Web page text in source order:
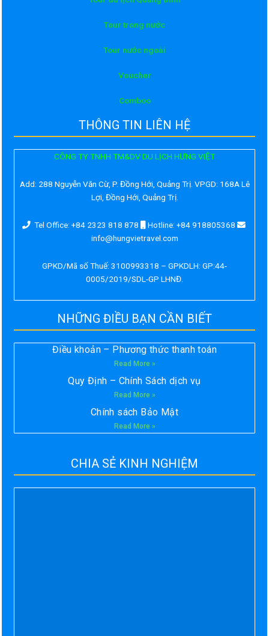
Tour trong nước
Tour nước ngoài
Voucher
Comboo
THÔNG TIN LIÊN HỆ
CÔNG TY TNHH TM&DV DU LỊCH HƯNG VIỆT
Add: 288 Nguyễn Văn Cừ, P. Đồng Hới, Quảng Trị. VPGD: 168A Lê
Lợi, Đồng Hới, Quảng Trị.
Tel Office: +84 2323 818 878
Hotline: +84 918805368
info@hungvietravel.com
GPKD/Mã số Thuế: 3100993318 – GPKDLH: GP:44-
0005/2019/SDL-GP LHNĐ.
NHỮNG ĐIỀU BẠN CẦN BIẾT
Điều khoản – Phương thức thanh toán
Read More »
Quy Định – Chính Sách dịch vụ
Read More »
Chính sách Bảo Mật
Read More »
CHIA SẺ KINH NGHIỆM